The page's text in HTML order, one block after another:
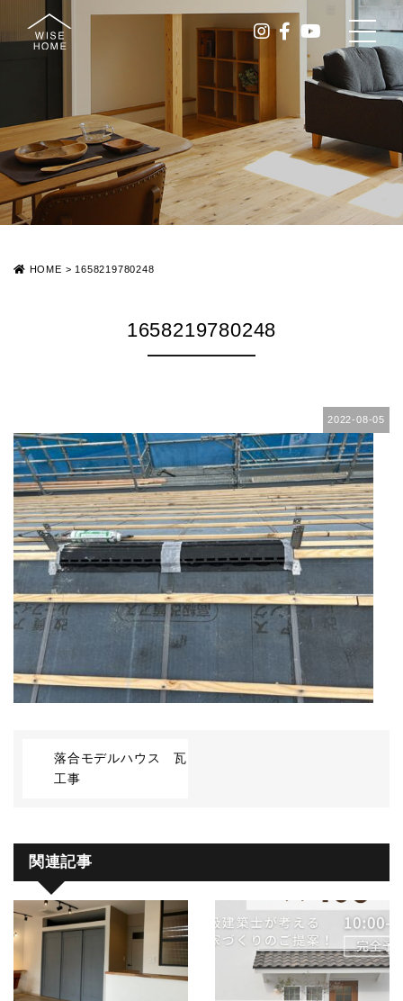
HOME > 1658219780248
1658219780248
2022-08-05
落合モデルハウス 瓦
工事
関連記事